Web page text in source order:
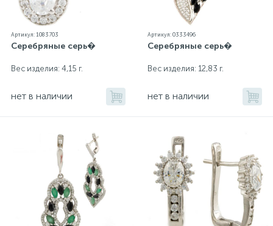
Артикул: 1083703
Серебряные серь�
Вес изделия: 4,15 г.
нет в наличии
Артикул: 0333496
Серебряные серь�
Вес изделия: 12,83 г.
нет в наличии